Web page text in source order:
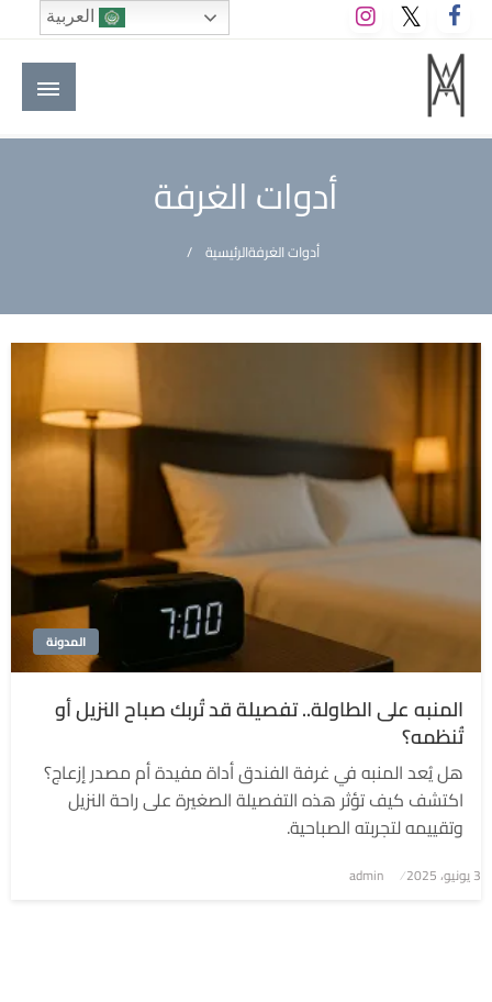
التخطي
إلى
المحتوى
M A hotels | إم ايه هوتيلز
الموقع الأول للعاملين في الفنادق في العالم العربي
أدوات الغرفة
الرئيسيةأدوات الغرفة
المدونة
المنبه على الطاولة.. تفصيلة قد تُربك صباح النزيل أو
تُنظمه؟
هل يُعد المنبه في غرفة الفندق أداة مفيدة أم مصدر إزعاج؟
اكتشف كيف تؤثر هذه التفصيلة الصغيرة على راحة النزيل
وتقييمه لتجربته الصباحية.
نُشر
في3 يونيو، 2025 admin
العربية